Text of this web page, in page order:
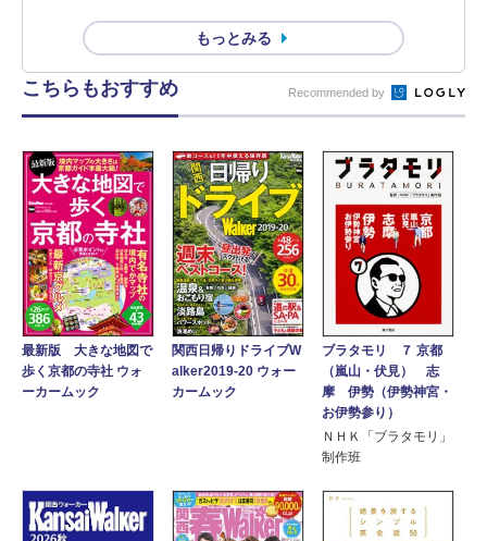
もっとみる
こちらもおすすめ Recommended by
最新版 大きな地図で
歩く京都の寺社 ウォ
ーカームック
関西日帰りドライブW
alker2019-20 ウォー
カームック
ブラタモリ ７ 京都
（嵐山・伏見） 志
摩 伊勢（伊勢神宮・
お伊勢参り）
ＮＨＫ「ブラタモリ」
制作班